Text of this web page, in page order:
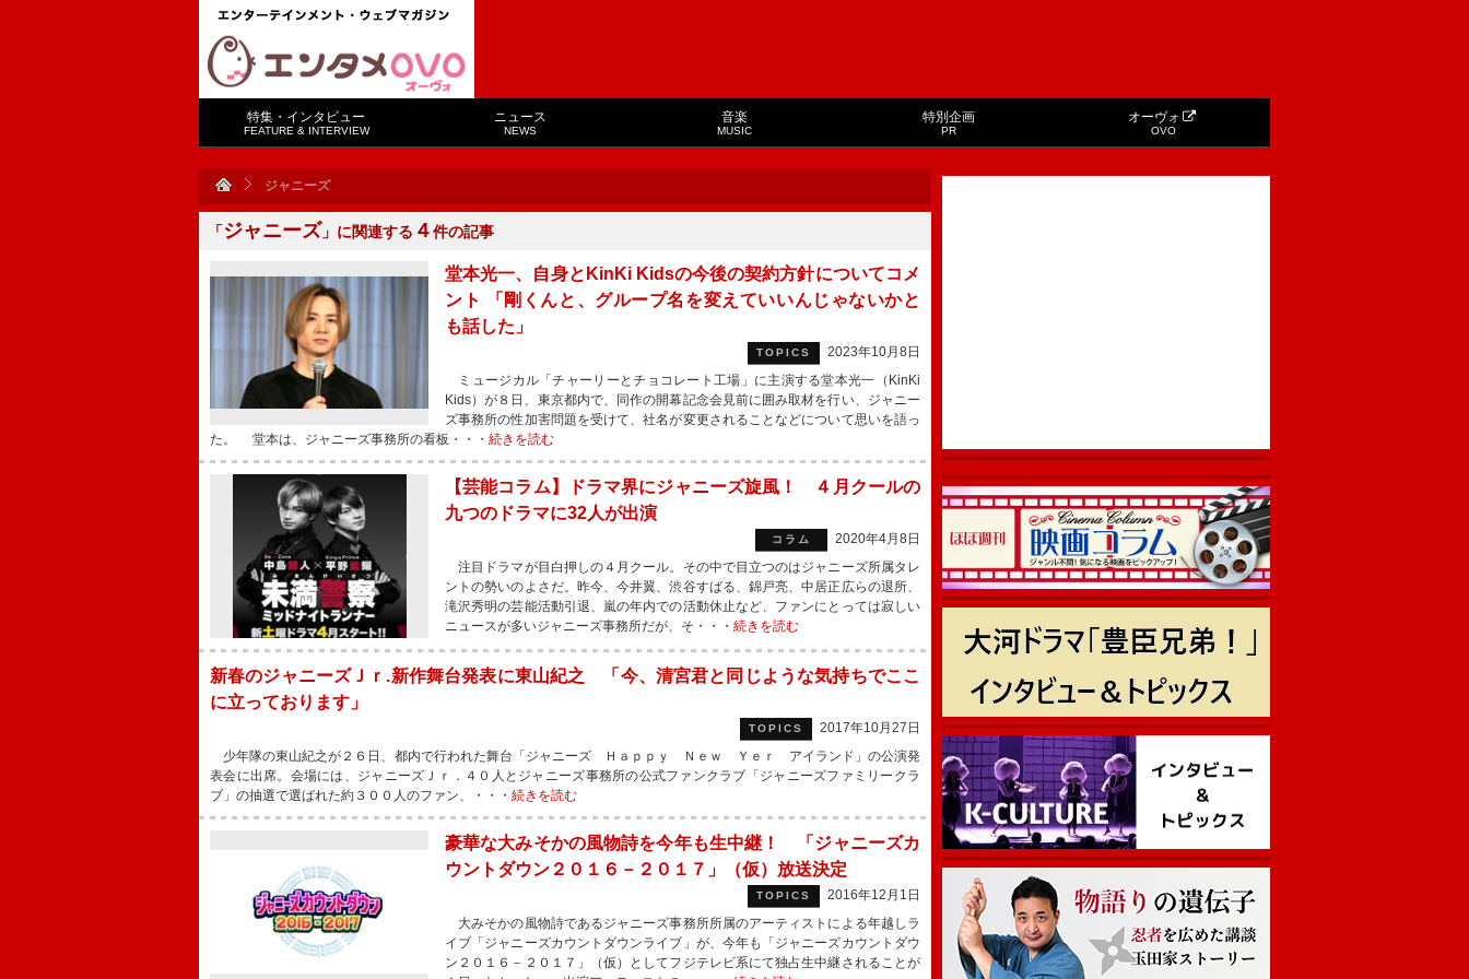
特集・インタビュー
FEATURE & INTERVIEW
ニュース
NEWS
音楽
MUSIC
特別企画
PR
オーヴォ
OVO
ジャニーズ
「ジャニーズ 」に関連する ４件の記事
堂本光一、自身とKinKi Kidsの今後の契約方針についてコメ
ント 「剛くんと、グループ名を変えていいんじゃないかと
も話した」
TOPICS
2023年10月8日
ミュージカル「チャーリーとチョコレート工場」に主演する堂本光一（KinKi
Kids）が８日、東京都内で、同作の開幕記念会見前に囲み取材を行い、ジャニー
ズ事務所の性加害問題を受けて、社名が変更されることなどについて思いを語っ
た。 堂本は、ジャニーズ事務所の看板・・・ 続きを読む
【芸能コラム】ドラマ界にジャニーズ旋風！ ４月クールの
九つのドラマに32人が出演
コラム
2020年4月8日
注目ドラマが目白押しの４月クール。その中で目立つのはジャニーズ所属タレ
ントの勢いのよさだ。昨今、今井翼、渋谷すばる、錦戸亮、中居正広らの退所、
滝沢秀明の芸能活動引退、嵐の年内での活動休止など、ファンにとっては寂しい
ニュースが多いジャニーズ事務所だが、そ・・・ 続きを読む
新春のジャニーズＪｒ.新作舞台発表に東山紀之 「今、清宮君と同じような気持ちでここ
に立っております」
TOPICS
2017年10月27日
少年隊の東山紀之が２６日、都内で行われた舞台「ジャニーズ Ｈａｐｐｙ Ｎｅｗ Ｙｅｒ アイランド」の公演発
表会に出席。会場には、ジャニーズＪｒ．４０人とジャニーズ事務所の公式ファンクラブ「ジャニーズファミリークラ
ブ」の抽選で選ばれた約３００人のファン、・・・ 続きを読む
豪華な大みそかの風物詩を今年も生中継！ 「ジャニーズカ
ウントダウン２０１６－２０１７」（仮）放送決定
TOPICS
2016年12月1日
大みそかの風物詩であるジャニーズ事務所所属のアーティストによる年越しラ
イブ「ジャニーズカウントダウンライブ」が、今年も「ジャニーズカウントダウ
ン２０１６－２０１７」（仮）としてフジテレビ系にて独占生中継されることが